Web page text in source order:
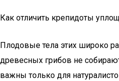
Как отличить крепидоты
Плодовые тела этих широко
древесных грибов не
важны только для